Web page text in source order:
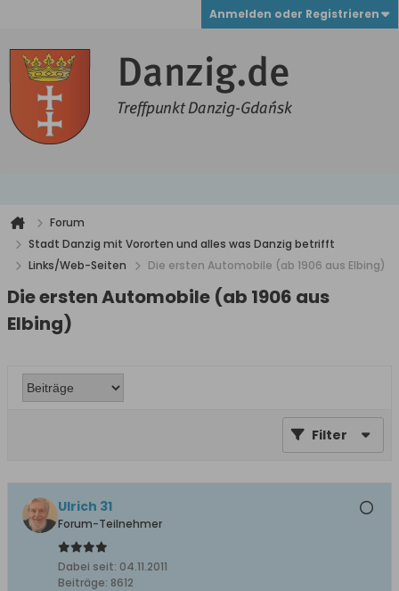
Anmelden oder Registrieren
Forum
Stadt Danzig mit Vororten und alles was Danzig betrifft
Links/Web-Seiten
Die ersten Automobile (ab 1906 aus Elbing)
Die ersten Automobile (ab 1906 aus
Elbing)
Filter
Ulrich 31
Forum-Teilnehmer
Dabei seit: 04.11.2011
Beiträge: 8612